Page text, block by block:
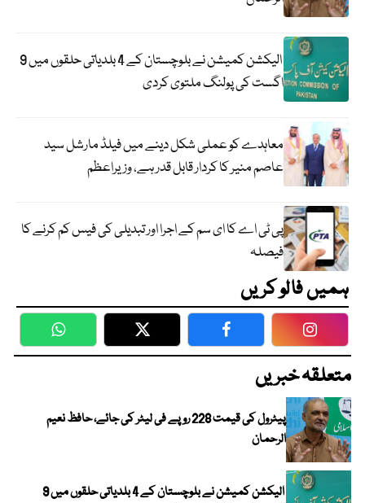
الیکشن کمیشن نے بلوچستان کے 4 بلدیاتی حلقوں میں 9
اگست کی پولنگ ملتوی کردی
معاہدے کو عملی شکل دینے میں فیلڈ مارشل سید
عاصم منیر کا کردار قابل قدر ہے، وزیراعظم
پی ٹی اے کا ای سم کے اجرا اور تبدیلی کی فیس کم کرنے کا
فیصلہ
ہمیں فالو کریں
WhatsApp Twitter Facebook
متعلقہ خبریں
پیٹرول کی قیمت 228 روپے فی لیٹر کی جائے، حافظ نعیم
الرحمان
الیکشن کمیشن نے بلوچستان کے 4 بلدیاتی حلقوں میں 9